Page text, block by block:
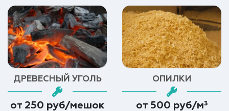
ДРЕВЕСНЫЙ УГОЛЬ
от 250 руб/мешок
ОПИЛКИ
от 500 руб/м³